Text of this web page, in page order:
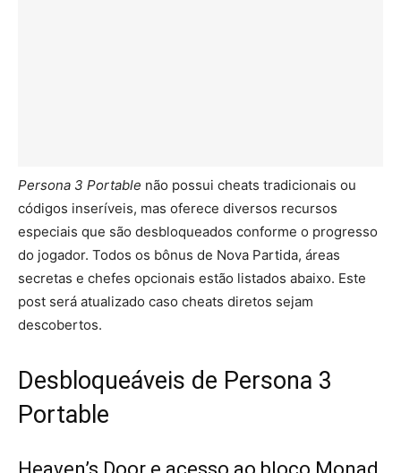
Persona 3 Portable não possui cheats tradicionais ou
códigos inseríveis, mas oferece diversos recursos
especiais que são desbloqueados conforme o progresso
do jogador. Todos os bônus de Nova Partida, áreas
secretas e chefes opcionais estão listados abaixo. Este
post será atualizado caso cheats diretos sejam
descobertos.
Desbloqueáveis de Persona 3
Portable